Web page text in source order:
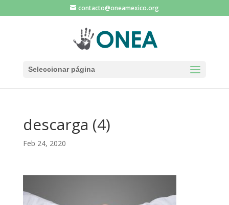
contacto@oneamexico.org
Seleccionar página
descarga (4)
Feb 24, 2020